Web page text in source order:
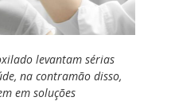
levantam sérias
na contramão disso,
em soluções